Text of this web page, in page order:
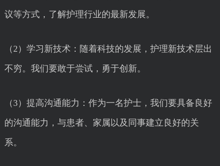
议等方式，了解护理行业的最新发展。
（2）学习新技术：随着科技的发展，护理新技术层出
不穷。我们要敢于尝试，勇于创新。
（3）提高沟通能力：作为一名护士，我们要具备良好
的沟通能力，与患者、家属以及同事建立良好的关
系。